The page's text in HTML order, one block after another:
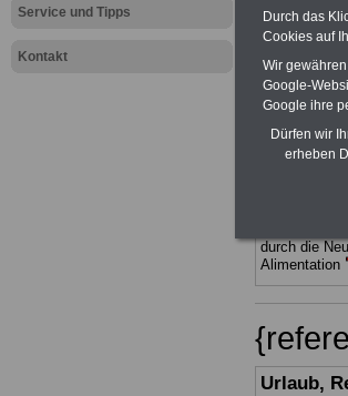
Service und Tipps
Kontakt
25,00 Euro:
und
(Bund/
Ländern.
gegliedert
terinnen
Dienstes im
Berlin
durch die
Alimentation
Urlaub,
Durch das
Cookies auf
Wir
Google-
Google ihre
Dürfen wir
erheben